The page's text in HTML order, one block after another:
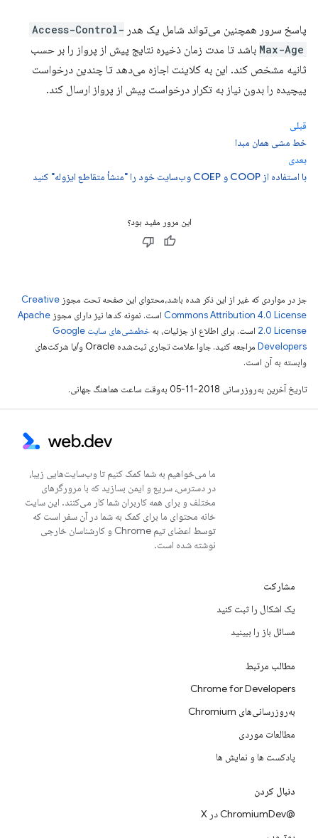
پاسخ سرور همچنین می‌تواند شامل یک هدر Access-Control-
Max-Age باشد تا مدت زمان ذخیره نتایج پیش از پرواز را بر حسب
ثانیه مشخص کند. این به کلاینت اجازه می‌دهد تا چندین درخواست
پیچیده را بدون نیاز به تکرار درخواست پیش از پرواز ارسال کند.
قبلی
خط مشی همان مبدا
بعدی
با استفاده از COOP و COEP وب‌سایت خود را "منشأ متقاطع ایزوله" کنید
این مرور مفید بود؟
جز در مواردی که غیر از این ذکر شده باشد،‌محتوای این صفحه تحت مجوز Creative
Commons Attribution 4.0 License است. نمونه کدها نیز دارای مجوز Apache
2.0 License است. برای اطلاع از جزئیات، به
خطمشی‌های سایت Google
Developers‏
مراجعه کنید. جاوا علامت تجاری ثبت‌شده Oracle و/یا شرکت‌های
وابسته به آن است.
تاریخ آخرین به‌روزرسانی 2018-11-05 به‌وقت ساعت هماهنگ جهانی.
ما می‌خواهیم به شما کمک کنیم تا وب‌سایت‌هایی زیبا،
در دسترس، سریع و ایمن بسازید که با مرورگرهای
مختلف و برای همه کاربران شما کار می‌کنند. این سایت
خانه محتوای ما برای کمک به شما در آن سفر است که
توسط اعضای تیم Chrome و کارشناسان خارجی
نوشته شده است.
مشارکت
یک اشکال را ثبت کنید
مسائل باز را ببینید
مطالب مرتبط
Chrome for Developers
به‌روزرسانی‌های Chromium
مطالعات موردی
پادکست ها و نمایش ها
دنبال کردن
@ChromiumDev در X